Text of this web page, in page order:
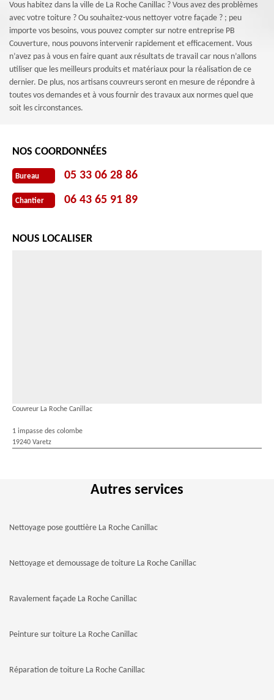
Vous habitez dans la ville de La Roche Canillac ? Vous avez des problèmes
avec votre toiture ? Ou souhaitez-vous nettoyer votre façade ? ; peu
importe vos besoins, vous pouvez compter sur notre entreprise PB
Couverture, nous pouvons intervenir rapidement et efficacement. Vous
n’avez pas à vous en faire quant aux résultats de travail car nous n’allons
utiliser que les meilleurs produits et matériaux pour la réalisation de ce
dernier. De plus, nos artisans couvreurs seront en mesure de répondre à
toutes vos demandes et à vous fournir des travaux aux normes quel que
soit les circonstances.
NOS COORDONNÉES
Bureau 05 33 06 28 86
Chantier 06 43 65 91 89
NOUS LOCALISER
Couvreur La Roche Canillac
1 impasse des colombe
19240 Varetz
Autres services
Nettoyage pose gouttière La Roche Canillac
Nettoyage et demoussage de toiture La Roche Canillac
Ravalement façade La Roche Canillac
Peinture sur toiture La Roche Canillac
Réparation de toiture La Roche Canillac